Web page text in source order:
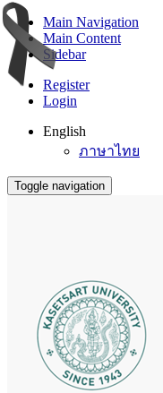
Main Navigation
Main Content
Sidebar
Register
Login
English
ภาษาไทย
Toggle navigation